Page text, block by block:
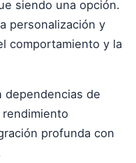
siendo una opción.
personalización y
comportamiento y la
dependencias de
profunda con